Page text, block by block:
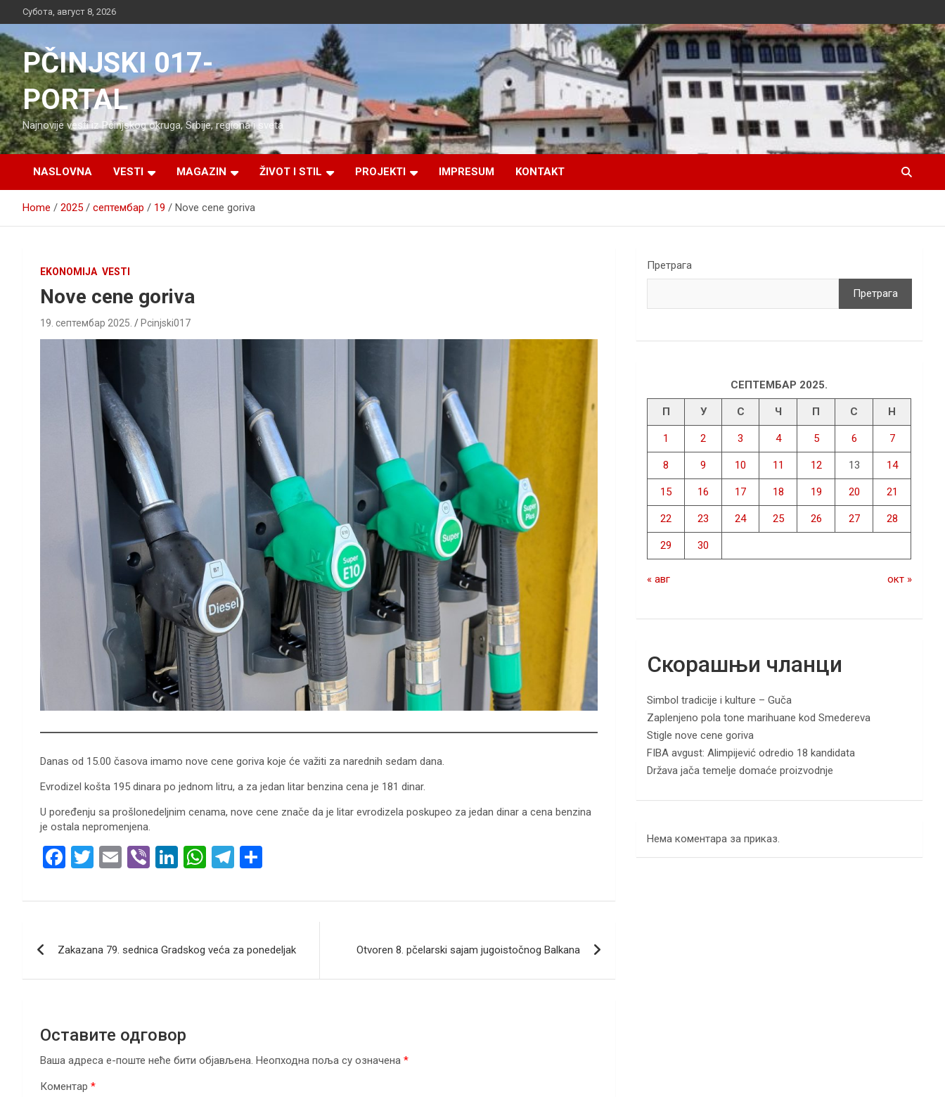
to
content
Субота, август 8, 2026
PČINJSKI 017-
PORTAL
Najnovije vesti iz Pčinjskog okruga, Srbije, regiona i sveta
NASLOVNA VESTI MAGAZIN ŽIVOT I STIL PROJEKTI IMPRESUM KONTAKT
Home 2025 септембар 19 Nove cene goriva
EKONOMIJA VESTI
Nove cene goriva
19. септембар 2025. Pcinjski017
Danas od 15.00 časova imamo nove cene goriva koje će važiti za narednih sedam dana.
Evrodizel košta 195 dinara po jednom litru, a za jedan litar benzina cena je 181 dinar.
U poređenju sa prošlonedeljnim cenama, nove cene znače da je litar evrodizela poskupeo za jedan dinar a cena benzina
je ostala nepromenjena.
F
ce
o
T
tt
E
ail
Vi
er
Li
ke
n
W
at
A
T
e
a
ar
Zakazana 79. sednica Gradskog veća za ponedeljak Otvoren 8. pčelarski sajam jugoistočnog Balkana
Оставите одговор
Ваша адреса е-поште неће бити објављена. Неопходна поља су означена *
Коментар *
Претрага
Претрага
СЕПТЕМБАР 2025.
П У С Ч П С Н
1 2 3 4 5 6 7
8 9 10 11 12 13 14
15 16 17 18 19 20 21
22 23 24 25 26 27 28
29 30
« авг окт »
Скорашњи чланци
Simbol tradicije i kulture – Guča
Zaplenjeno pola tone marihuane kod Smedereva
Stigle nove cene goriva
FIBA avgust: Alimpijević odredio 18 kandidata
Država jača temelje domaće proizvodnje
Нема коментара за приказ.